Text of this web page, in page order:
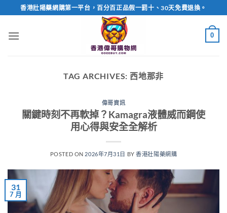
to
content
香港壯陽藥網購第一平台，百分百正品假一罰十、30天免費退換。
0
TAG ARCHIVES: 西地那非
偉哥資訊
關鍵時刻不再軟掉？Kamagra液體威而鋼使
用心得與安全全解析
POSTED ON 2026年7月31日 BY香港壯陽藥網購
31
7 月